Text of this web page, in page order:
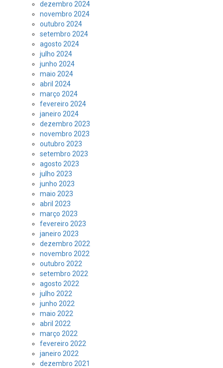
dezembro 2024
novembro 2024
outubro 2024
setembro 2024
agosto 2024
julho 2024
junho 2024
maio 2024
abril 2024
março 2024
fevereiro 2024
janeiro 2024
dezembro 2023
novembro 2023
outubro 2023
setembro 2023
agosto 2023
julho 2023
junho 2023
maio 2023
abril 2023
março 2023
fevereiro 2023
janeiro 2023
dezembro 2022
novembro 2022
outubro 2022
setembro 2022
agosto 2022
julho 2022
junho 2022
maio 2022
abril 2022
março 2022
fevereiro 2022
janeiro 2022
dezembro 2021